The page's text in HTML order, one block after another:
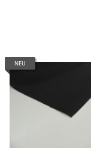
NEU